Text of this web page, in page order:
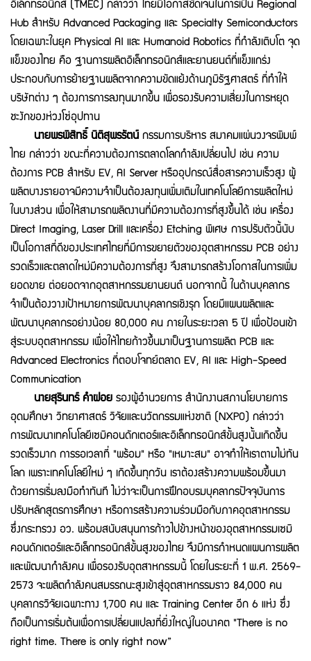
อิเล็กทรอนิกส์ (TMEC) กล่าวว่า ไทยมีโอกาสชัดเจนในการเป็น Regional
Hub สำหรับ Advanced Packaging และ Specialty Semiconductors
โดยเฉพาะในยุค Physical AI และ Humanoid Robotics ที่กำลังเติบโต จุด
แข็งของไทย คือ ฐานการผลิตอิเล็กทรอนิกส์และยานยนต์ที่แข็งแกร่ง
ประกอบกับการย้ายฐานผลิตจากความขัดแย้งด้านภูมิรัฐศาสตร์ ที่ทำให้
บริษัทต่าง ๆ ต้องการการลงทุนมากขึ้น เพื่อรองรับความเสี่ยงในการหยุด
ชะงักของห่วงโซ่อุปทาน
นายพรพิสิทธิ์ นิติสุพรรัตน์ กรรมการบริหาร สมาคมแผ่นวงจรพิมพ์
ไทย กล่าวว่า ขณะที่ความต้องการตลาดโลกกำลังเปลี่ยนไป เช่น ความ
ต้องการ PCB สำหรับ EV, AI Server หรืออุปกรณ์สื่อสารความเร็วสูง ผู้
ผลิตบางรายอาจมีความจำเป็นต้องลงทุนเพิ่มเติมในเทคโนโลยีการผลิตใหม่
ในบางส่วน เพื่อให้สามารถผลิตงานที่มีความต้องการที่สูงขึ้นได้ เช่น เครื่อง
Direct Imaging, Laser Drill และเครื่อง Etching พิเศษ การปรับตัวนี้นับ
เป็นโอกาสที่ดีของประเทศไทยที่มีการขยายตัวของอุตสาหกรรม PCB อย่าง
รวดเร็วและตลาดใหม่มีความต้องการที่สูง จึงสามารถสร้างโอกาสในการเพิ่ม
ยอดขาย ต่อยอดจากอุตสาหกรรมยานยนต์ นอกจากนี้ ในด้านบุคลากร
จำเป็นต้องวางเป้าหมายการพัฒนาบุคลากรเชิงรุก โดยมีแผนผลิตและ
พัฒนาบุคลากรอย่างน้อย 80,000 คน ภายในระยะเวลา 5 ปี เพื่อป้อนเข้า
สู่ระบบอุตสาหกรรม เพื่อให้ไทยก้าวขึ้นมาเป็นฐานการผลิต PCB และ
Advanced Electronics ที่ตอบโจทย์ตลาด EV, AI และ High-Speed
Communication
นายสุรินทร์ คำฝอย รองผู้อำนวยการ สำนักงานสภานโยบายการ
อุดมศึกษา วิทยาศาสตร์ วิจัยและนวัตกรรมแห่งชาติ (NXPO) กล่าวว่า
การพัฒนาเทคโนโลยีเซมิคอนดักเตอร์และอิเล็กทรอนิกส์ขั้นสูงนั้นเกิดขึ้น
รวดเร็วมาก การรอเวลาที่ "พร้อม" หรือ "เหมาะสม" อาจทำให้เราตามไม่ทัน
โลก เพราะเทคโนโลยีใหม่ ๆ เกิดขึ้นทุกวัน เราต้องสร้างความพร้อมขึ้นมา
ด้วยการเริ่มลงมือทำทันที ไม่ว่าจะเป็นการฝึกอบรมบุคลากรปัจจุบันการ
ปรับหลักสูตรการศึกษา หรือการสร้างความร่วมมือกับภาคอุตสาหกรรม
ซึ่งกระทรวง อว. พร้อมสนับสนุนการก้าวไปข้างหน้าของอุตสาหกรรมเซมิ
คอนดักเตอร์และอิเล็กทรอนิกส์ขั้นสูงของไทย จึงมีการกำหนดแผนการผลิต
และพัฒนากำลังคน เพื่อรองรับอุตสาหกรรมนี้ โดยในระยะที่ 1 พ.ศ. 2569-
2573 จะผลิตกำลังคนสมรรถนะสูงเข้าสู่อุตสาหกรรมราว 84,000 คน
บุคลากรวิจัยเฉพาะทาง 1,700 คน และ Training Center อีก 6 แห่ง ซึ่ง
ถือเป็นการเริ่มต้นเพื่อการเปลี่ยนแปลงที่ยิ่งใหญ่ในอนาคต "There is no
right time. There is only right now”